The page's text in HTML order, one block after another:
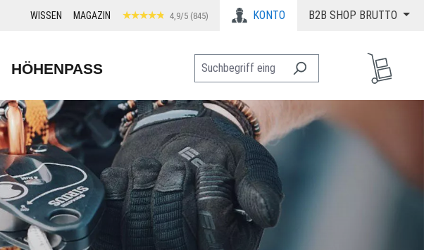
WISSEN MAGAZIN 4,9/5 (845) KONTO B2B SHOP BRUTTO
HÖHENPASS